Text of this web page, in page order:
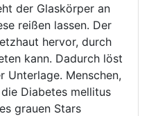
der Glaskörper an
reißen lassen. Der
hervor, durch
kann. Dadurch löst
Unterlage. Menschen,
Diabetes mellitus
grauen Stars